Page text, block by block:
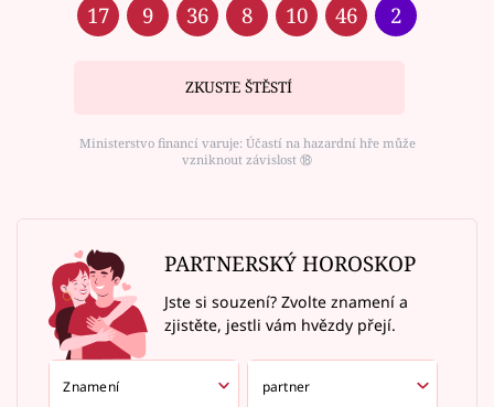
17 9 36 8 10 46 2
ZKUSTE ŠTĚSTÍ
Ministerstvo financí varuje: Účastí na hazardní hře může
vzniknout závislost ⑱
PARTNERSKÝ HOROSKOP
Jste si souzení? Zvolte znamení a
zjistěte, jestli vám hvězdy přejí.